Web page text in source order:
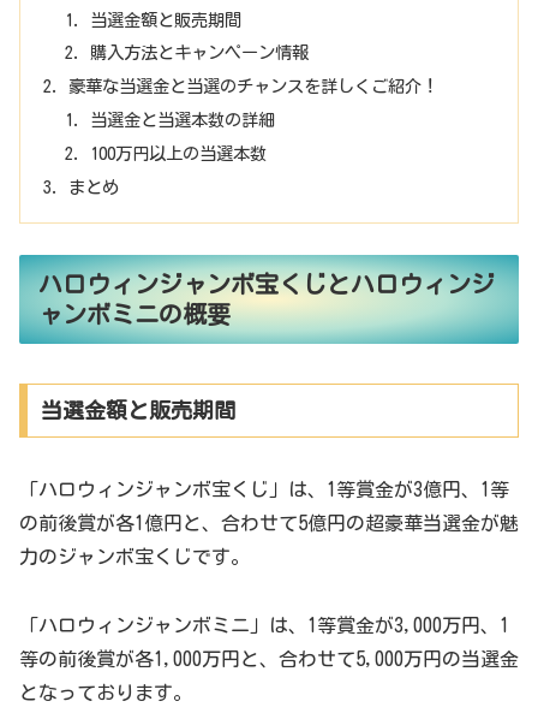
当選金額と販売期間
購入方法とキャンペーン情報
豪華な当選金と当選のチャンスを詳しくご紹介！
当選金と当選本数の詳細
100万円以上の当選本数
まとめ
ハロウィンジャンボ宝くじとハロウィンジ
ャンボミニの概要
当選金額と販売期間
「ハロウィンジャンボ宝くじ」は、1等賞金が3億円、1等
の前後賞が各1億円と、合わせて5億円の超豪華当選金が魅
力のジャンボ宝くじです。
「ハロウィンジャンボミニ」は、1等賞金が3,000万円、1
等の前後賞が各1,000万円と、合わせて5,000万円の当選金
となっております。